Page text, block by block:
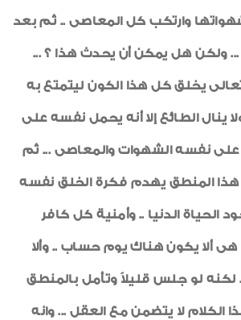
وارتكب كل المعاصى .. ثم بعد
ولكن هل يمكن أن يحدث هذا ؟ ...
يخلق كل هذا الكون ليتمتع به
ينال الطائع إلا أنه يحمل نفسه على
على نفسه الشهوات والمعاصى ... ثم
المنطق يهدم فكرة الخلق نفسه
الحياة الدنيا .. وأمنية كل كافر
ألا يكون هناك يوم حساب .. وألا
لكنه لو جلس قليلاً وتأمل بالمنطق
الكلام لا يتضمن مع العقل ... وانه